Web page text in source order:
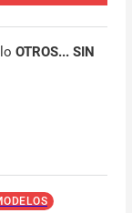
OTROS... SIN